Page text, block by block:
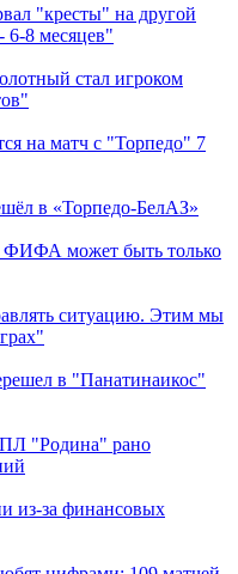
"кресты" на другой
6-8 месяцев"
стал игроком
на матч с "Торпедо" 7
в «Торпедо-БелАЗ»
ФИФА может быть только
ситуацию. Этим мы
в "Панатинаикос"
"Родина" рано
из-за финансовых